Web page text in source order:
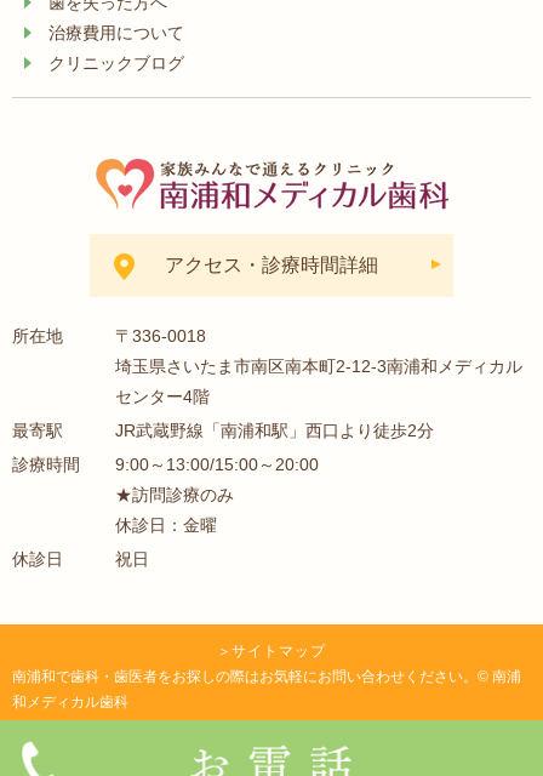
治療費用について
クリニックブログ
アクセス・診療時間詳細
所在地
〒336-0018
埼玉県さいたま市南区南本町2-12-3南浦和メディカル
センター4階
最寄駅
JR武蔵野線「南浦和駅」西口より徒歩2分
診療時間
9:00～13:00/15:00～20:00
★訪問診療のみ
休診日：金曜
休診日
祝日
＞ サイトマップ
南浦和で歯科・歯医者をお探しの際はお気軽にお問い合わせください。© 南浦
和メディカル歯科